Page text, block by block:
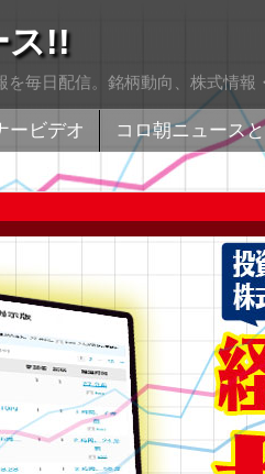
ス!!
を毎日配信。銘柄動向、株式情
ービデオ
コロ朝ニュース